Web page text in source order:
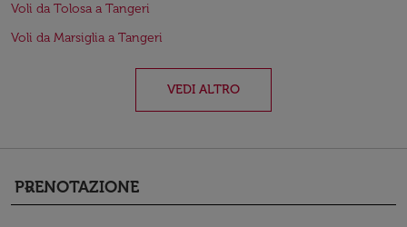
Voli da Tolosa a Tangeri
Voli da Marsiglia a Tangeri
VEDI ALTRO
PRENOTAZIONE
keyboard_arrow_down